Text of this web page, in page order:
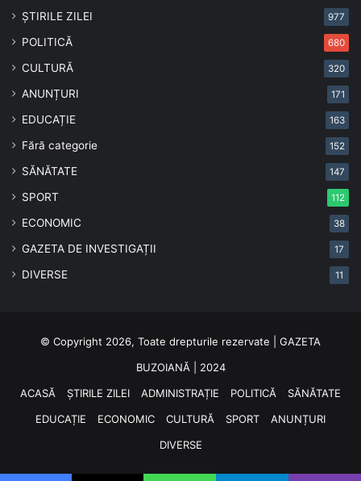
ȘTIRILE ZILEI 977
POLITICĂ 680
CULTURĂ 320
ANUNȚURI 171
EDUCAȚIE 163
Fără categorie 152
SĂNĂTATE 147
SPORT 112
ECONOMIC 38
GAZETA DE INVESTIGAȚII 17
DIVERSE 11
© Copyright 2026, Toate drepturile rezervate | GAZETA
BUZOIANĂ | 2024
ACASĂ
ȘTIRILE ZILEI ADMINISTRAȚIE POLITICĂ
SĂNĂTATE
EDUCAȚIE
ECONOMIC CULTURĂ SPORT
ANUNȚURI
DIVERSE